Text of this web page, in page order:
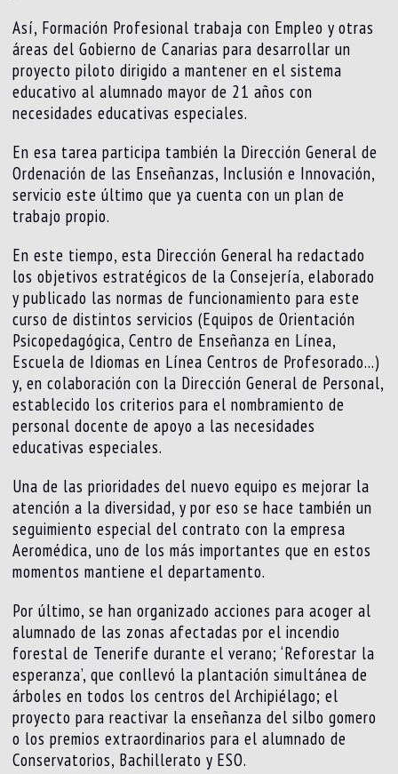
Así, Formación Profesional trabaja con Empleo y otras
áreas del Gobierno de Canarias para desarrollar un
proyecto piloto dirigido a mantener en el sistema
educativo al alumnado mayor de 21 años con
necesidades educativas especiales.
En esa tarea participa también la Dirección General de
Ordenación de las Enseñanzas, Inclusión e Innovación,
servicio este último que ya cuenta con un plan de
trabajo propio.
En este tiempo, esta Dirección General ha redactado
los objetivos estratégicos de la Consejería, elaborado
y publicado las normas de funcionamiento para este
curso de distintos servicios (Equipos de Orientación
Psicopedagógica, Centro de Enseñanza en Línea,
Escuela de Idiomas en Línea Centros de Profesorado…)
y, en colaboración con la Dirección General de Personal,
establecido los criterios para el nombramiento de
personal docente de apoyo a las necesidades
educativas especiales.
Una de las prioridades del nuevo equipo es mejorar la
atención a la diversidad, y por eso se hace también un
seguimiento especial del contrato con la empresa
Aeromédica, uno de los más importantes que en estos
momentos mantiene el departamento.
Por último, se han organizado acciones para acoger al
alumnado de las zonas afectadas por el incendio
forestal de Tenerife durante el verano; ‘Reforestar la
esperanza’, que conllevó la plantación simultánea de
árboles en todos los centros del Archipiélago; el
proyecto para reactivar la enseñanza del silbo gomero
o los premios extraordinarios para el alumnado de
Conservatorios, Bachillerato y ESO.